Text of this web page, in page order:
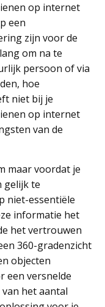
op internet
een
zijn voor de
om na te
persoon of via
hoe
niet bij je
op internet
van de
maar voordat je
gelijk te
niet-essentiële
informatie het
het vertrouwen
360-gradenzicht
objecten
een versnelde
het aantal